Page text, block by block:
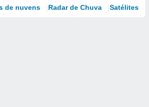
de nuvens Radar de Chuva Satélites